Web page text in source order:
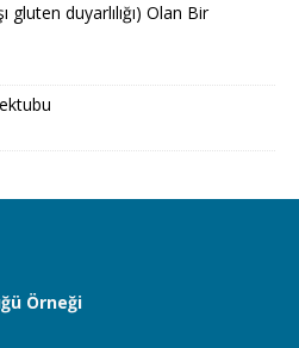
gluten duyarlılığı) Olan Bir
Örneği